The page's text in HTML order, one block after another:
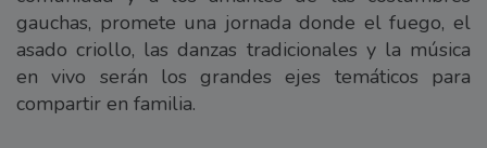
gauchas, promete una jornada donde el fuego, el
asado criollo, las danzas tradicionales y la música
en vivo serán los grandes ejes temáticos para
compartir en familia.